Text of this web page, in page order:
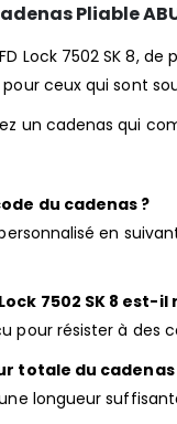
Pliable
FD Lock 7502 SK 8,
ceux qui sont
un cadenas qui
du cadenas ?
en
Lock 7502 SK 8
pour résister à des
totale du
longueur